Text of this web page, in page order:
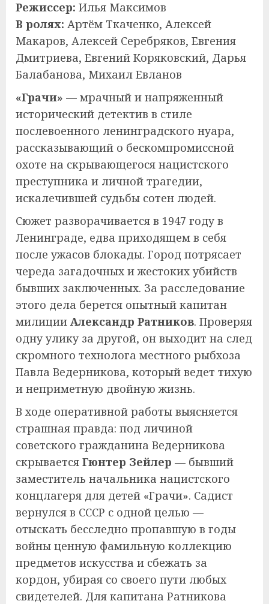
Режиссер: Илья Максимов
В ролях: Артём Ткаченко, Алексей
Макаров, Алексей Серебряков, Евгения
Дмитриева, Евгений Коряковский, Дарья
Балабанова, Михаил Евланов
«Грачи» — мрачный и напряженный
исторический детектив в стиле
послевоенного ленинградского нуара,
рассказывающий о бескомпромиссной
охоте на скрывающегося нацистского
преступника и личной трагедии,
искалечившей судьбы сотен людей.
Сюжет разворачивается в 1947 году в
Ленинграде, едва приходящем в себя
после ужасов блокады. Город потрясает
череда загадочных и жестоких убийств
бывших заключенных. За расследование
этого дела берется опытный капитан
милиции Александр Ратников. Проверяя
одну улику за другой, он выходит на след
скромного технолога местного рыбхоза
Павла Ведерникова, который ведет тихую
и неприметную двойную жизнь.
В ходе оперативной работы выясняется
страшная правда: под личиной
советского гражданина Ведерникова
скрывается Гюнтер Зейлер — бывший
заместитель начальника нацистского
концлагеря для детей «Грачи». Садист
вернулся в СССР с одной целью —
отыскать бесследно пропавшую в годы
войны ценную фамильную коллекцию
предметов искусства и сбежать за
кордон, убирая со своего пути любых
свидетелей. Для капитана Ратникова